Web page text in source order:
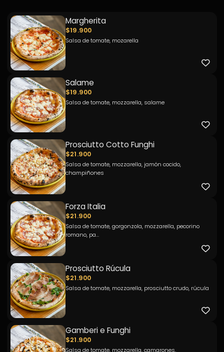
Margherita
$19.900
Salsa de tomate, mozarella
Salame
$19.900
Salsa de tomate, mozzarella, salame
Prosciutto Cotto Funghi
$21.900
Salsa de tomate, mozzarella, jamón cocido,
champiñones
Forza Italia
$21.900
Salsa de tomate, gorgonzola, mozzarella, pecorino
romano, pa...
Prosciutto Rúcula
$21.900
Salsa de tomate, mozzarella, prosciutto crudo, rúcula
Gamberi e Funghi
$21.900
Salsa de tomate, mozzarella, camarones,